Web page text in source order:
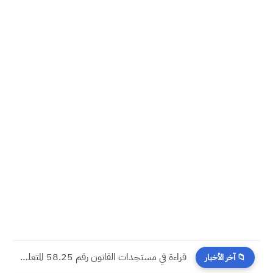
📁 آخر الأخبار ​قراءة في مستجدات القانون رقم 58.25 المتعلق بالمسطرة المدنية